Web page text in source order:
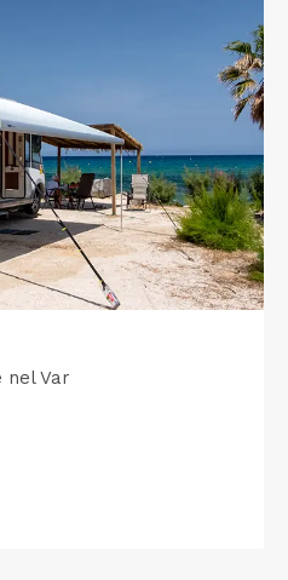
nel Var